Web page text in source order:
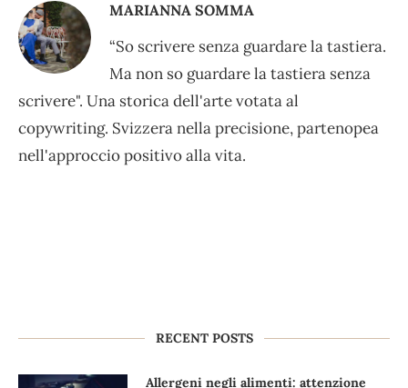
MARIANNA SOMMA
“So scrivere senza guardare la tastiera.
Ma non so guardare la tastiera senza
scrivere". Una storica dell'arte votata al
copywriting. Svizzera nella precisione, partenopea
nell'approccio positivo alla vita.
RECENT POSTS
Allergeni negli alimenti: attenzione